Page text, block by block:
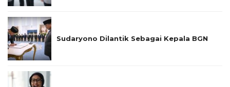
Sudaryono Dilantik Sebagai Kepala BGN